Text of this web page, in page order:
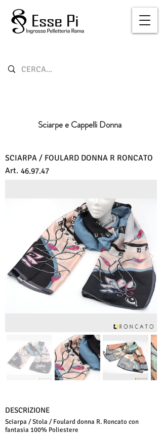
Sciarpe e Cappelli Donna
SCIARPA / FOULARD DONNA R RONCATO
Art. 46.97.47
DESCRIZIONE
Sciarpa / Stola / Foulard donna R. Roncato con
fantasia 100% Poliestere